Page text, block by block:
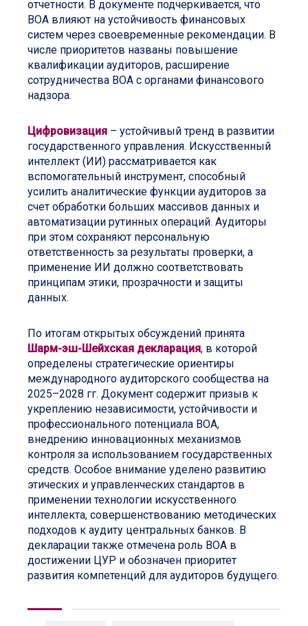
отчетности. В документе подчеркивается, что
ВОА влияют на устойчивость финансовых
систем через своевременные рекомендации. В
числе приоритетов названы повышение
квалификации аудиторов, расширение
сотрудничества ВОА с органами финансового
надзора.
Цифровизация – устойчивый тренд в развитии
государственного управления. Искусственный
интеллект (ИИ) рассматривается как
вспомогательный инструмент, способный
усилить аналитические функции аудиторов за
счет обработки больших массивов данных и
автоматизации рутинных операций. Аудиторы
при этом сохраняют персональную
ответственность за результаты проверки, а
применение ИИ должно соответствовать
принципам этики, прозрачности и защиты
данных.
По итогам открытых обсуждений принята
Шарм-эш-Шейхская декларация, в которой
определены стратегические ориентиры
международного аудиторского сообщества на
2025–2028 гг. Документ содержит призыв к
укреплению независимости, устойчивости и
профессионального потенциала ВОА,
внедрению инновационных механизмов
контроля за использованием государственных
средств. Особое внимание уделено развитию
этических и управленческих стандартов в
применении технологии искусственного
интеллекта, совершенствованию методических
подходов к аудиту центральных банков. В
декларации также отмечена роль ВОА в
достижении ЦУР и обозначен приоритет
развития компетенций для аудиторов будущего.